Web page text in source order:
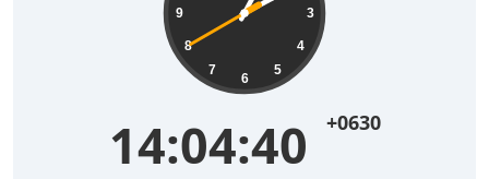
3
4
5
6
7
8
9
14:04:41 +0630